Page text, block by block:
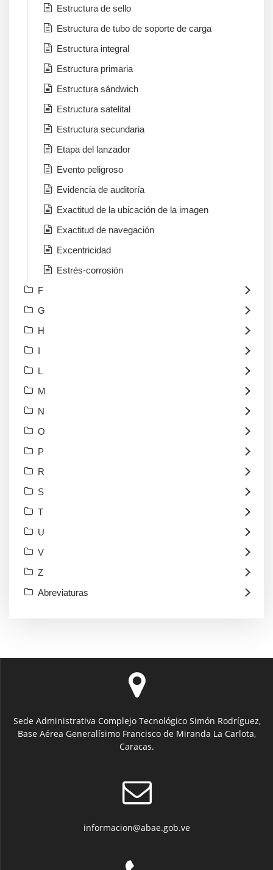
Estructura de sello
Estructura de tubo de soporte de carga
Estructura integral
Estructura primaria
Estructura sándwich
Estructura satelital
Estructura secundaria
Etapa del lanzador
Evento peligroso
Evidencia de auditoría
Exactitud de la ubicación de la imagen
Exactitud de navegación
Excentricidad
Estrés-corrosión
F
G
H
I
L
M
N
O
P
R
S
T
U
V
Z
Abreviaturas
Sede Administrativa Complejo Tecnológico Simón Rodríguez,
Base Aérea Generalísimo Francisco de Miranda La Carlota,
Caracas.
informacion@abae.gob.ve